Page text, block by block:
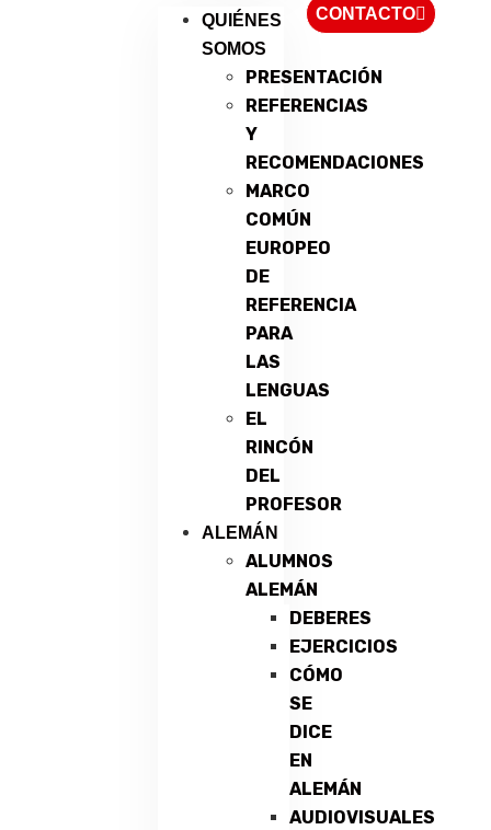
QUIÉNES
SOMOS
PRESENTACIÓN
REFERENCIAS
Y
RECOMENDACIONES
MARCO
COMÚN
EUROPEO
DE
REFERENCIA
PARA
LAS
LENGUAS
EL
RINCÓN
DEL
PROFESOR
ALEMÁN
ALUMNOS
ALEMÁN
DEBERES
EJERCICIOS
CÓMO
SE
DICE
EN
ALEMÁN
AUDIOVISUALES
CONTACTO